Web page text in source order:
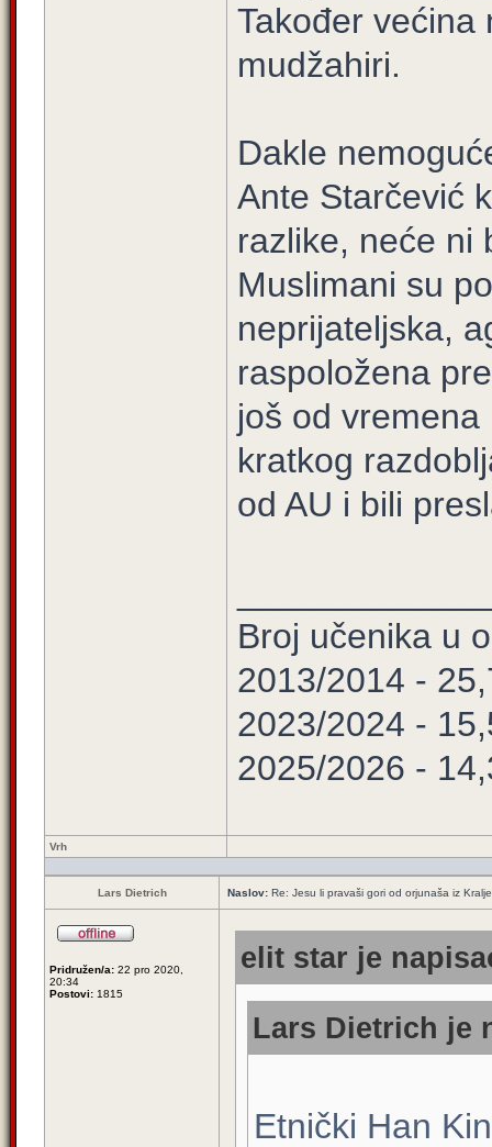
Također većina
mudžahiri.
Dakle
Ante Starčević
razlike, neće ni
Muslimani su
neprijateljska,
raspoložena
još od
kratkog
od AU i bili
Broj učenika u
2013/2014 -
2023/2024 -
2025/2026 -
Vrh
Lars Dietrich Naslov: Re: Jesu li pravaši gori od orjunaša iz
Pridružen/a: 22 pro 2020,
20:34
Postovi: 1815
elit star je
Lars Dietrich je
Etnički Han